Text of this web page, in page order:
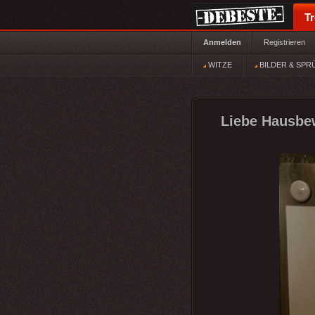
Anmelden Registrieren
WITZE BILDER &
Liebe